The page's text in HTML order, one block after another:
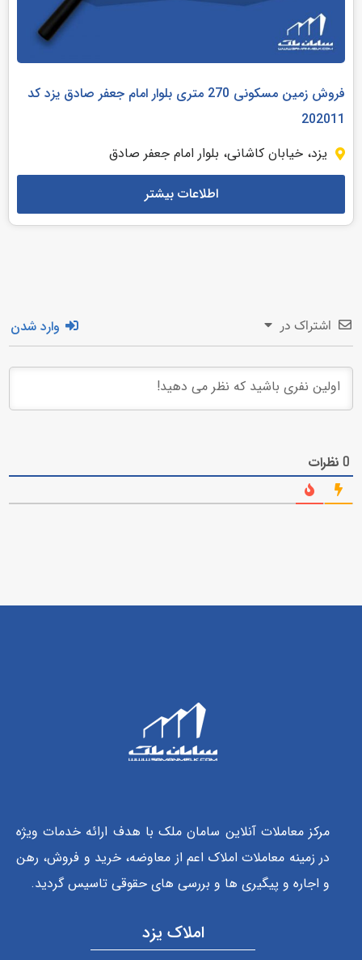
فروش زمین مسکونی 270 متری بلوار امام جعفر صادق یزد کد
202011
یزد، خیابان کاشانی، بلوار امام جعفر صادق
اطلاعات بیشتر
اشتراک در وارد شدن
0نظرات
مرکز معاملات آنلاین سامان ملک با هدف ارائه خدمات ویژه
در زمینه معاملات املاک اعم از معاوضه، خرید و فروش، رهن
و اجاره و پیگیری ها و بررسی های حقوقی تاسیس گردید.
املاک یزد